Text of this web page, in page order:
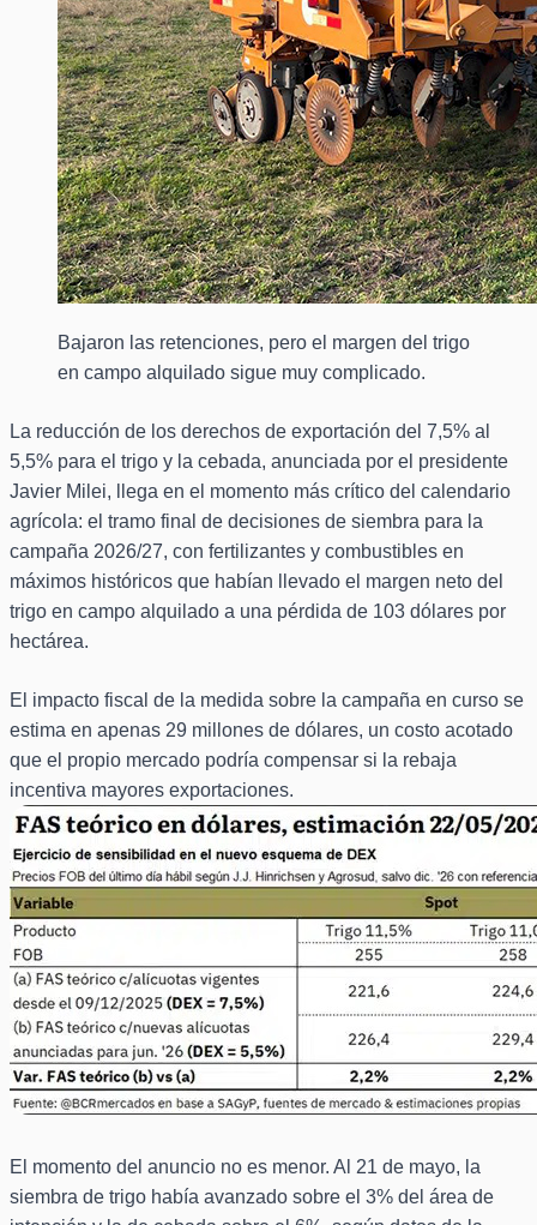
Bajaron las retenciones, pero el margen del trigo
en campo alquilado sigue muy complicado.
La reducción de los derechos de exportación del 7,5% al
5,5% para el trigo y la cebada, anunciada por el presidente
Javier Milei, llega en el momento más crítico del calendario
agrícola: el tramo final de decisiones de siembra para la
campaña 2026/27, con fertilizantes y combustibles en
máximos históricos que habían llevado el margen neto del
trigo en campo alquilado a una pérdida de 103 dólares por
hectárea.
El impacto fiscal de la medida sobre la campaña en curso se
estima en apenas 29 millones de dólares, un costo acotado
que el propio mercado podría compensar si la rebaja
incentiva mayores exportaciones.
El momento del anuncio no es menor. Al 21 de mayo, la
siembra de trigo había avanzado sobre el 3% del área de